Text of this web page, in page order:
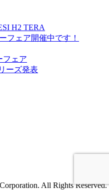
H2 TERA
フェア開催中です！
フェア
ーズ発表
All Rights Reserved.